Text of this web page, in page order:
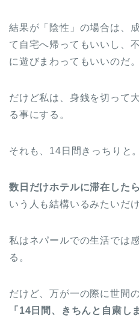
結果が「陰性」の場合は、
て自宅へ帰ってもいいし、
に遊びまわってもいいのだ。
だけど私は、身銭を切って
る事にする。
それも、14日間きっちりと。
数日だけホテルに滞在した
いう人も結構いるみたいだけ
私はネパールでの生活では
る。
だけど、万が一の際に世間
「14日間、きちんと自粛し